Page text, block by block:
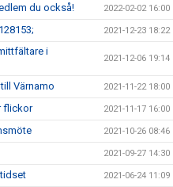
du också! 2022-02-02 16:00
2021-12-23 18:22
i
2021-12-06 19:14
Värnamo 2021-11-22 18:00
flickor 2021-11-17 16:00
2021-10-26 08:46
2021-09-27 14:30
2021-06-24 11:09